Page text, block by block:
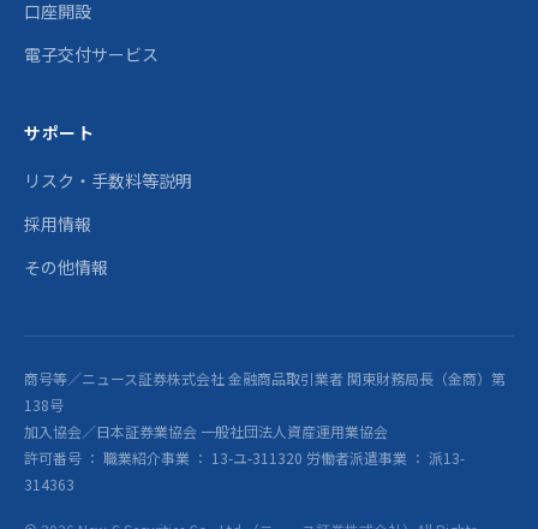
口座開設
電子交付サービス
サポート
リスク・手数料等説明
採用情報
その他情報
商号等／ニュース証券株式会社 金融商品取引業者 関東財務局長（金商）第
138号
加入協会／日本証券業協会 一般社団法人資産運用業協会
許可番号 ： 職業紹介事業 ： 13-ユ-311320 労働者派遣事業 ： 派13-
314363